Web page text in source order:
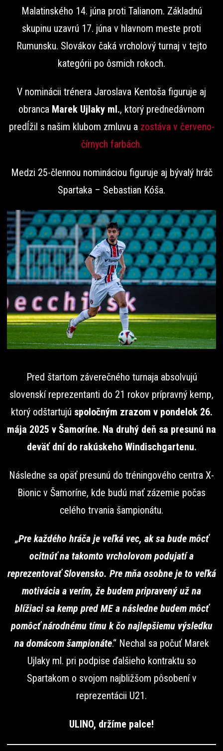
Malatinského 14. júna proti Talianom. Základnú
skupinu uzavrú 17. júna v hlavnom meste proti
Rumunsku. Slovákov čaká vrcholový turnaj v tejto
kategórii po ôsmich rokoch.
V nominácii trénera Jaroslava Kentoša figuruje aj
obranca Marek Ujlaky ml., ktorý prednedávnom
predĺžil s našim klubom zmluvu a zostáva v červeno-
čírnych farbách.
Medzi 25-člennou nomináciou figuruje aj bývalý hráč
Spartaka – Sebastian Kóša.
Pred štartom záverečného turnaja absolvujú
slovenskí reprezentanti do 21 rokov prípravný kemp,
ktorý odštartujú spoločným zrazom v pondelok 26.
mája 2025 v Šamoríne. Na druhý deň sa presunú na
deväť dní do rakúskeho Windischgartenu.
Následne sa opäť presunú do tréningového centra X-
Bionic v Šamoríne, kde budú mať zázemie počas
celého trvania šampionátu.
„Pre každého hráča je veľká vec, ak sa bude môcť
ocitnúť na takomto vrcholovom podujatí a
reprezentovať Slovensko. Pre mňa osobne je to veľká
motivácia a verím, že budem pripravený už na
blížiaci sa kemp pred ME a následne budem môcť
pomôcť národnému tímu k čo najlepšiemu výsledku
na domácom šampionáte.“ Nechal sa počuť Marek
Ujlaky ml. pri podpise ďalšieho kontraktu so
Spartakom o svojom najbližšom pôsobení v
reprezentácii U21.
ULINO, držíme palce!